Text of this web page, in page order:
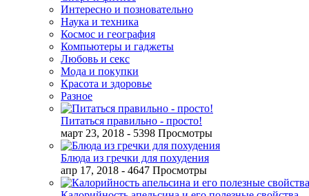
Интересно и позновательно
Наука и техника
Космос и география
Компьютеры и гаджеты
Любовь и секс
Мода и покупки
Красота и здоровье
Разное
Питаться правильно - просто!
март 23, 2018 - 5398 Просмотры
Блюда из гречки для похудения
апр 17, 2018 - 4647 Просмотры